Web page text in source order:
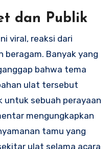
dan Publik
viral, reaksi dari
beragam. Banyak yang
bahwa tema
ulat tersebut
untuk sebuah perayaan
mengungkapkan
tamu yang
ulat selama acara